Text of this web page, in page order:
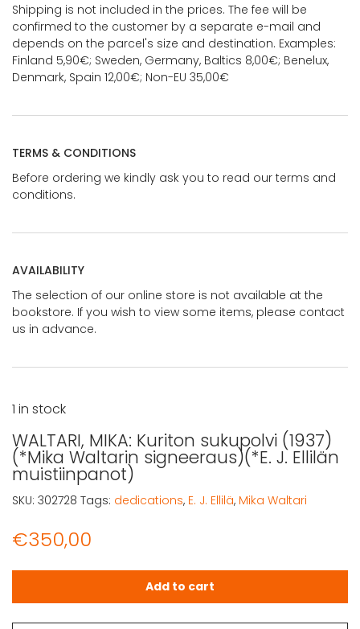
Shipping is not included in the prices. The fee will be
confirmed to the customer by a separate e-mail and
depends on the parcel's size and destination. Examples:
Finland 5,90€; Sweden, Germany, Baltics 8,00€; Benelux,
Denmark, Spain 12,00€; Non-EU 35,00€
TERMS & CONDITIONS
Before ordering we kindly ask you to read our terms and
conditions.
AVAILABILITY
The selection of our online store is not available at the
bookstore. If you wish to view some items, please contact
us in advance.
WALTARI, MIKA: Kuriton sukupolvi (1937)
(*Mika Waltarin signeeraus)(*E. J. Ellilän
muistiinpanot)
€350,00
1 in stock
WALTARI, MIKA: Kuriton sukupolvi (1937) (*Mika
Add to cart
SKU: 302728 Tags: dedications, E. J. Ellilä, Mika Waltari